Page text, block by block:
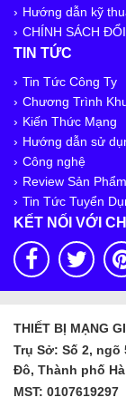
Hướng dẫn kỹ
CHÍNH SÁCH
TIN TỨC
Tin Tức Công Ty
Chương Trình
Kiến Thức Mạng
Hướng dẫn sử
Công nghệ
Review Sản Phẩm
Tin Tức Tuyển
KẾT NỐI VỚI
THIẾT BỊ MẠNG
Trụ Sở: Số 2,
Đô, Thành phố
MST: 0107619297